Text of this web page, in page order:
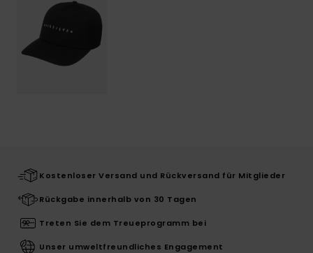
Kostenloser Versand und Rückversand für Mitglieder
Rückgabe innerhalb von 30 Tagen
Treten Sie dem Treueprogramm bei
Unser umweltfreundliches Engagement